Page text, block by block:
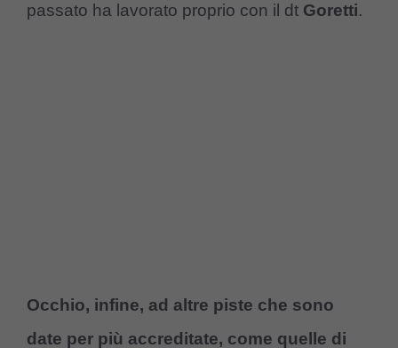
passato ha lavorato proprio con il dt Goretti.
Occhio, infine, ad altre piste che sono
date per più accreditate, come quelle di